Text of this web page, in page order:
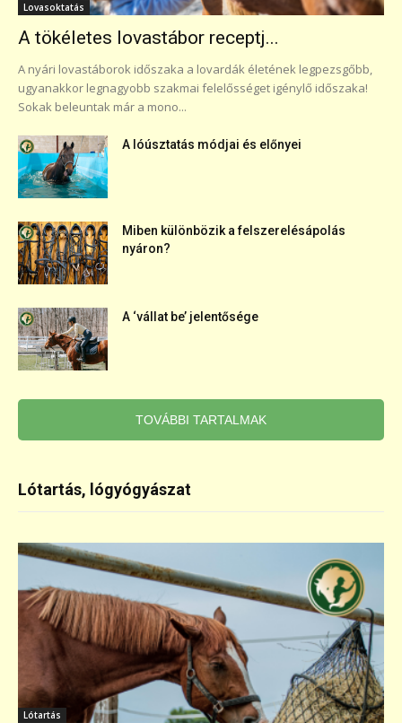
Lovasoktatás
A tökéletes lovastábor receptj...
A nyári lovastáborok időszaka a lovardák életének legpezsgőbb,
ugyanakkor legnagyobb szakmai felelősséget igénylő időszaka!
Sokak beleuntak már a mono...
A lóúsztatás módjai és előnyei
Miben különbözik a felszerelésápolás
nyáron?
A ‘vállat be’ jelentősége
TOVÁBBI TARTALMAK
Lótartás, lógyógyászat
Lótartás